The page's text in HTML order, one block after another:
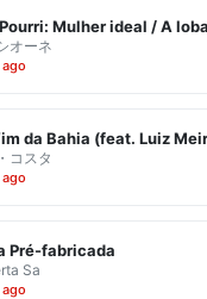
Mulher ideal / A loba
オーネ
ago
コスタ
ago
Pré-fabricada
Sa
ago